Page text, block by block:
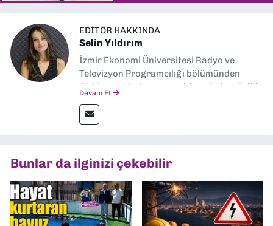
EDITÖR HAKKINDA
Selin Yıldırım
İzmir Ekonomi Üniversitesi Radyo ve
Televizyon Programcılığı bölümünden
2024 senesinde mezun oldum. Dokuz Eylül
editörlük görevini de üstleniyorum.
Devam Et
Bunlar da ilginizi çekebilir